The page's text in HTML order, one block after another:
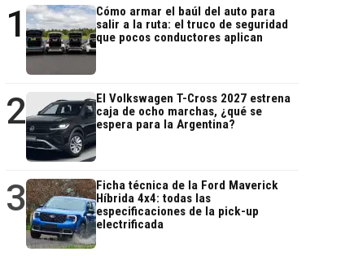
1
Cómo armar el baúl del auto para
salir a la ruta: el truco de seguridad
que pocos conductores aplican
2
El Volkswagen T-Cross 2027 estrena
caja de ocho marchas, ¿qué se
espera para la Argentina?
3
Ficha técnica de la Ford Maverick
Híbrida 4x4: todas las
especificaciones de la pick-up
electrificada